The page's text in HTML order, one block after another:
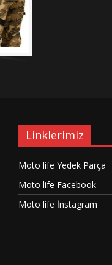
Linklerimiz
Moto life Yedek Parça
Moto life Facebook
Moto life İnstagram